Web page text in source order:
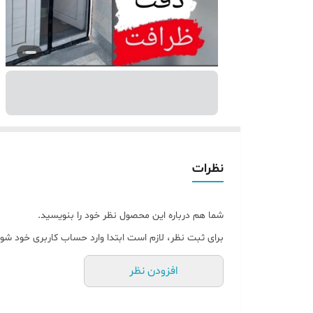
نظرات
شما هم درباره این محصول نظر خود را بنویسید.
برای ثبت نظر، لازم است ابتدا وارد حساب کاربری خود
افزودن نظر